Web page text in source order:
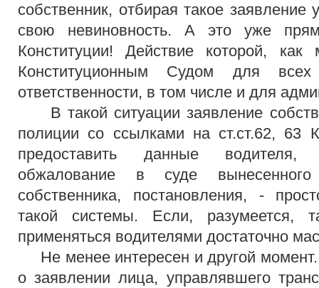
собственник, отбирая такое заявление
свою невиновность. А это уже
Конституции! Действие которой,
Конституционным Судом для
ответственности, в том числе и для
В такой ситуации заявление
полиции со ссылками на ст.ст.62, 63
предоставить данные водителя,
обжалование в суде
собственника, постановления, -
такой системы. Если, разумеется,
применяться водителями достаточно
Не менее интересен и другой
о заявлении лица, управлявшего